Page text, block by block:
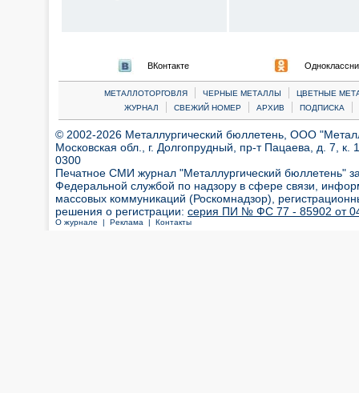
ВКонтакте
МЕТАЛЛОТОРГОВЛЯ | ЧЕРНЫЕ МЕТАЛЛЫ |
ЦВЕТНЫЕ
ЖУРНАЛ
| СВЕЖИЙ НОМЕР | АРХИВ | ПОДПИСКА |
© 2002-2026 Металлургический бюллетень, ООО
Московская обл., г. Долгопрудный, пр-т Пацаева, д. 7,
0300
Печатное СМИ журнал "Металлургический бюллетень"
Федеральной службой по надзору в сфере связи,
массовых коммуникаций (Роскомнадзор),
решения о регистрации: серия ПИ № ФС 77 - 85902 от 04
О журнале | Реклама | Контакты